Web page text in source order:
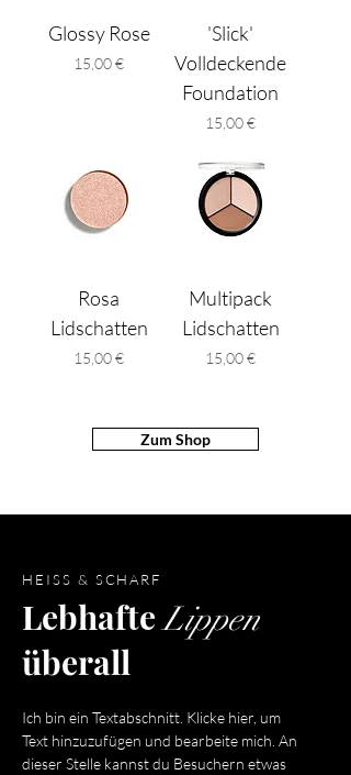
Glossy Rose
Preis
15,00 €
'Slick'
Volldeckende
Foundation
Preis
15,00 €
Rosa
Lidschatten
Preis
15,00 €
Multipack
Lidschatten
Preis
15,00 €
Zum Shop
HEISS & SCHARF
LebhafteLippen
überall
Ich bin ein Textabschnitt. Klicke hier, um
Text hinzuzufügen und bearbeite mich. An
dieser Stelle kannst du Besuchern etwas